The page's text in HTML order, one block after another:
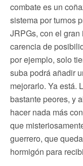
combate es un
sistema por turnos
JRPGs, con el
carencia de
por ejemplo, solo
suba podrá añadir
mejorarlo. Ya está.
bastante peores, y
hacer nada más
que
guerrero, que
hormigón para